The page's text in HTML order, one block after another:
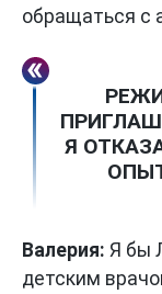
обращаться с
Я
Валерия: Я бы
детским